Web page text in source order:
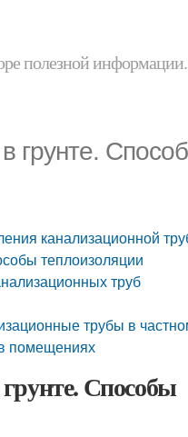
полезной информации.
грунте.
канализационной
теплоизоляции
труб
трубы в
помещениях
Способы